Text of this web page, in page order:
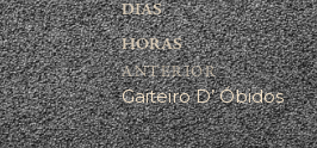
ANTERIOR
Gaiteiro D’ Óbidos